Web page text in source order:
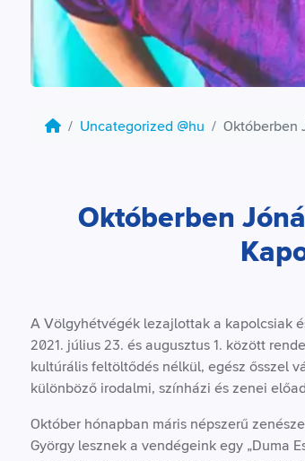
Uncategorized @hu Októberben
Októberben
A Völgyhétvégék lezajlottak a kapolcsiak
2021. július 23. és augusztus 1. között
kultúrális feltöltődés nélkül, egész ősszel
különböző irodalmi, színházi és zenei
Október hónapban máris népszerű
György lesznek a vendégeink egy „Duma